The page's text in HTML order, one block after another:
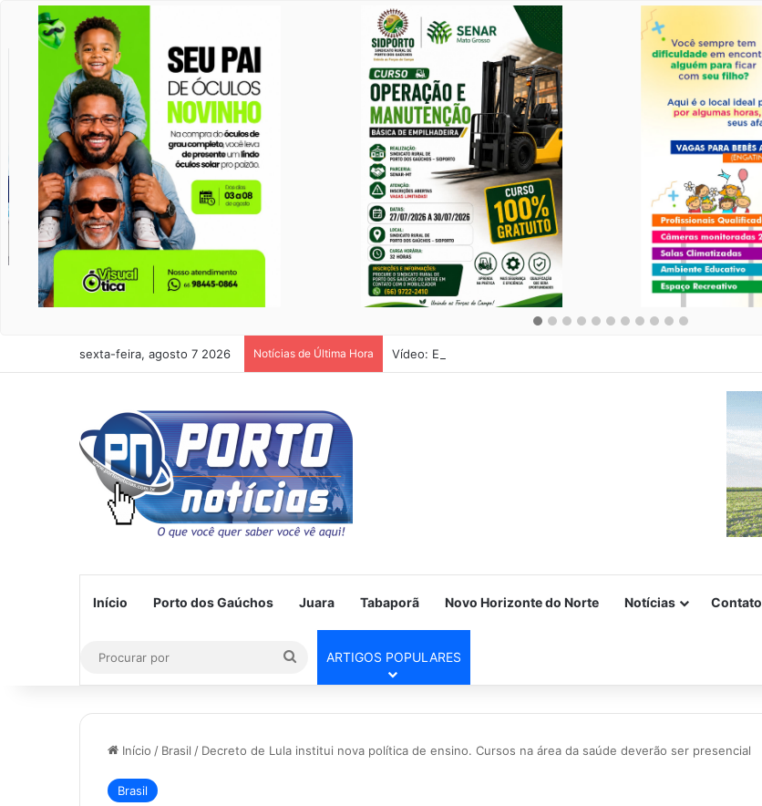
sexta-feira, agosto 7 2026 Notícias de Última Hora Vídeo: Encontro dos antigões de Porto dos Gaúchos
Início Porto dos Gaúchos Juara Tabaporã Novo Horizonte do Norte Notícias Contato
Procurar
por
ARTIGOS POPULARES
Início / Brasil / Decreto de Lula institui nova política de ensino. Cursos na área da saúde deverão ser presencial
Brasil